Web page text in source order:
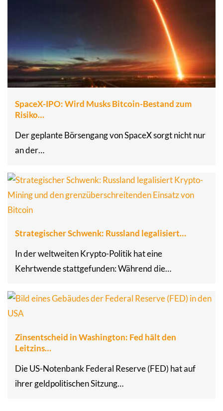
SpaceX-IPO: Wird Musks Bitcoin-Bestand zum
Risiko…
Der geplante Börsengang von SpaceX sorgt nicht nur
an der…
Strategischer Schwenk: Russland legalisiert…
In der weltweiten Krypto-Politik hat eine
Kehrtwende stattgefunden: Während die…
Zinsentscheid in Washington: Fed hält den
Leitzins…
Die US-Notenbank Federal Reserve (FED) hat auf
ihrer geldpolitischen Sitzung…